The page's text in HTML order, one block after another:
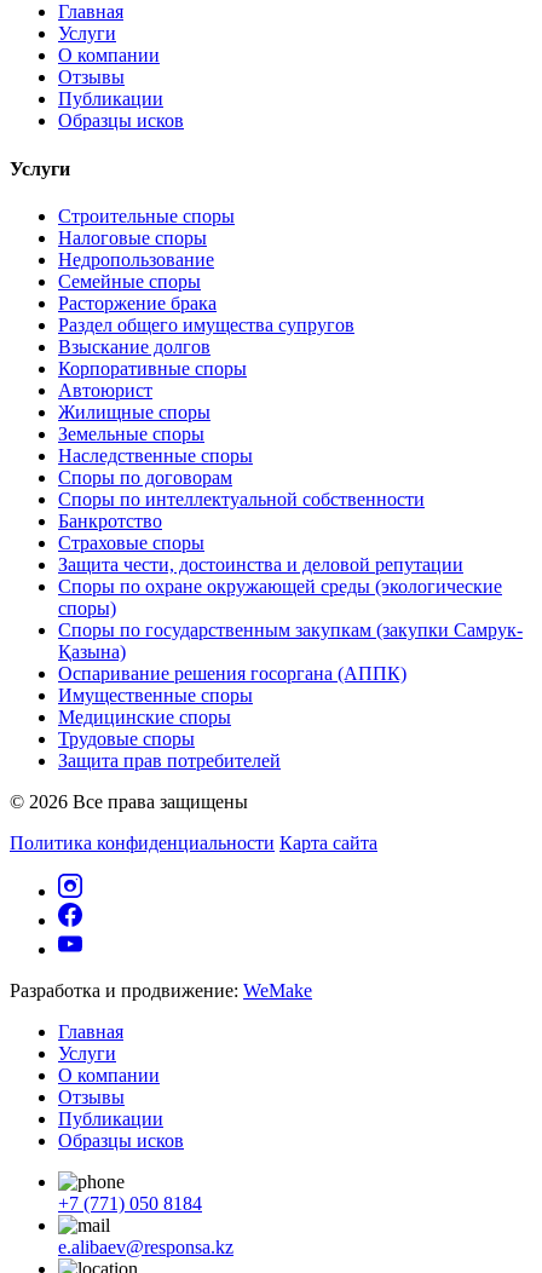
Главная
Услуги
О компании
Отзывы
Публикации
Образцы исков
Услуги
Строительные споры
Налоговые споры
Недропользование
Семейные споры
Расторжение брака
Раздел общего имущества супругов
Взыскание долгов
Корпоративные споры
Автоюрист
Жилищные споры
Земельные споры
Наследственные споры
Споры по договорам
Споры по интеллектуальной собственности
Банкротство
Страховые споры
Защита чести, достоинства и деловой репутации
Споры по охране окружающей среды (экологические
споры)
Споры по государственным закупкам (закупки Самрук-
Қазына)
Оспаривание решения госоргана (АППК)
Имущественные споры
Медицинские споры
Трудовые споры
Защита прав потребителей
© 2026 Все права защищены
Политика конфиденциальности Карта сайта
Разработка и продвижение: WeMake
Главная
Услуги
О компании
Отзывы
Публикации
Образцы исков
+7 (771) 050 8184
e.alibaev@responsa.kz